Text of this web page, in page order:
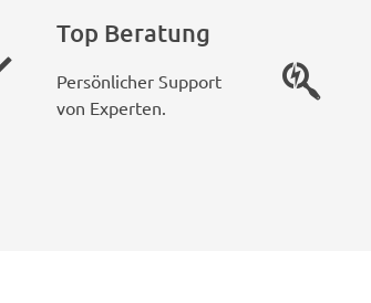
Top Beratung
Persönlicher Support
von Experten.